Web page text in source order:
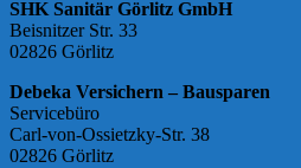
SHK Sanitär Görlitz GmbH
Beisnitzer Str. 33
02826 Görlitz
Debeka Versichern – Bausparen
Servicebüro
Carl-von-Ossietzky-Str. 38
02826 Görlitz